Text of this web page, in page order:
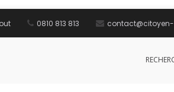
0810 813 813